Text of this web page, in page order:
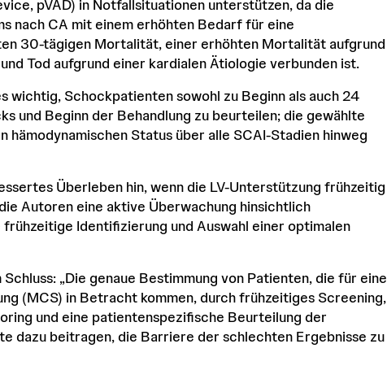
pVAD) in Notfallsituationen unterstützen, da die
nach CA mit einem erhöhten Bedarf für eine
30-tägigen Mortalität, einer erhöhten Mortalität aufgrund
Tod aufgrund einer kardialen Ätiologie verbunden ist.
wichtig, Schockpatienten sowohl zu Beginn als auch 24
und Beginn der Behandlung zu beurteilen; die gewählte
hämodynamischen Status über alle SCAI-Stadien hinweg
Überleben hin, wenn die LV-Unterstützung frühzeitig
Autoren eine aktive Überwachung hinsichtlich
Identifizierung und Auswahl einer optimalen
„Die genaue Bestimmung von Patienten, die für eine
(MCS) in Betracht kommen, durch frühzeitiges Screening,
und eine patientenspezifische Beurteilung der
dazu beitragen, die Barriere der schlechten Ergebnisse zu